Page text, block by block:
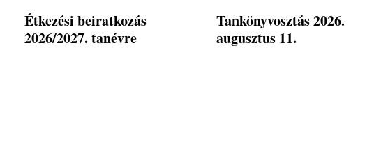
Étkezési beiratkozás
2026/2027. tanévre
Tankönyvosztás 2026.
augusztus 11.